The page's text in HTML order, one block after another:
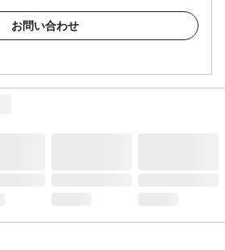
お問い合わせ